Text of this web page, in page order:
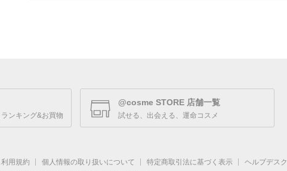
ンキング&お買物
@cosme STORE 店舗一覧
試せる、出会える、運命コスメ
用規約 個人情報の取り扱いについて 特定商取引法に基づく表示
ヘルプデスク